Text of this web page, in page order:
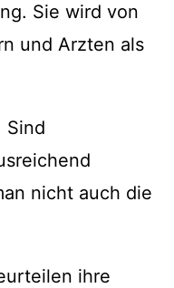
Sie wird von
und Arzten als
Sind
nicht auch die
ihre